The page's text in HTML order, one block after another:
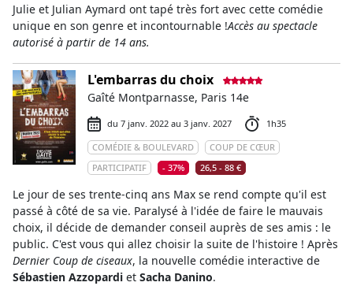
Julie et Julian Aymard ont tapé très fort avec cette comédie
unique en son genre et incontournable !Accès au spectacle
autorisé à partir de 14 ans.
L'embarras du choix
Gaîté Montparnasse, Paris 14e
du 7 janv. 2022 au 3 janv. 2027
1h35
COMÉDIE & BOULEVARD
COUP DE CŒUR
PARTICIPATIF
- 37% 26,5 - 88 €
Le jour de ses trente-cinq ans Max se rend compte qu'il est
passé à côté de sa vie. Paralysé à l'idée de faire le mauvais
choix, il décide de demander conseil auprès de ses amis : le
public. C'est vous qui allez choisir la suite de l'histoire ! Après
Dernier Coup de ciseaux, la nouvelle comédie interactive de
Sébastien Azzopardi et Sacha Danino.